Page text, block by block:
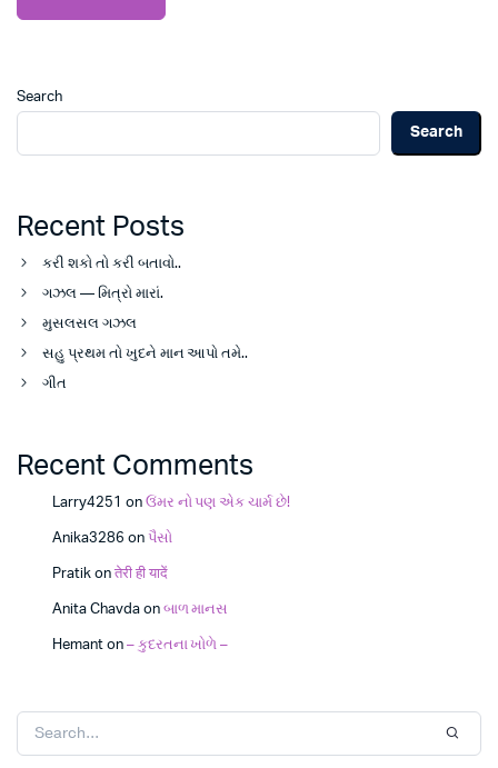
Search
Search
Recent Posts
કરી શકો તો કરી બતાવો..
ગઝલ — મિત્રો મારાં.
મુસલસલ ગઝલ
સહુ પ્રથમ તો ખુદને માન આપો તમે..
ગીત
Recent Comments
Larry4251 on ઉંમર નો પણ એક ચાર્મ છે!
Anika3286 on પૈસો
Pratikon तेरी ही यादें
Anita Chavdaon બાળ માનસ
Hemanton – કુદરતના ખોળે –